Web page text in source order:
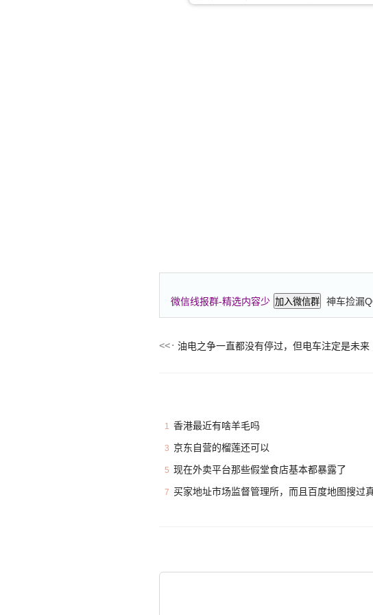
微信线报群-精选内容少 加入微信群 神车捡漏
油电之争一直都没有停过，但电车注定是未来
1 香港最近有啥羊毛吗
3 京东自营的榴莲还可以
5 现在外卖平台那些假堂食店基本都暴露了
7 买家地址市场监督管理所，而且百度地图搜过